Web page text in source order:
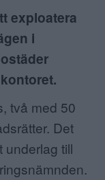
exploatera
i
två med 50
Det
underlag till